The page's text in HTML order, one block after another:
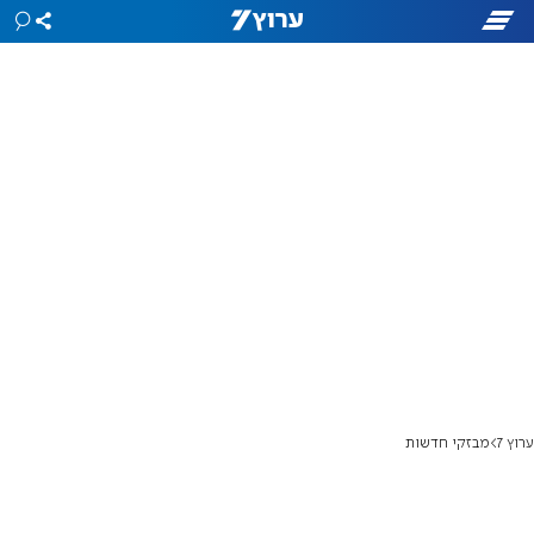
ערוץ 7 מבזקי חדשות